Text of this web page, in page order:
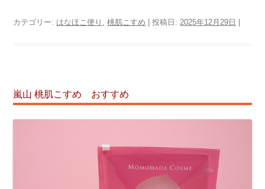
カテゴリー: はなほこ便り ,桃肌こすめ | 投稿日:2025年12月29日
嵐山 桃肌こすめ おすすめ